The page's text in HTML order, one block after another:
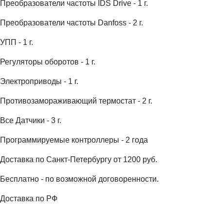
Преобразователи частоты IDS Drive - 1 г.
Преобразователи частоты Danfoss - 2 г.
УПП - 1 г.
Регуляторы оборотов - 1 г.
Электроприводы - 1 г.
Противозамораживающий термостат - 2 г.
Все Датчики - 3 г.
Программируемые контроллеры - 2 года
Доставка по Санкт-Петербургу от 1200 руб.
Бесплатно - по возможной договоренности.
Доставка по РФ